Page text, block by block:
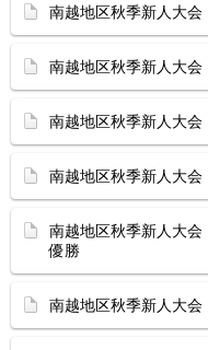
南越地区秋季新人大
南越地区秋季新人大
南越地区秋季新人大
南越地区秋季新人大
南越地区秋季新人
優勝
南越地区秋季新人大